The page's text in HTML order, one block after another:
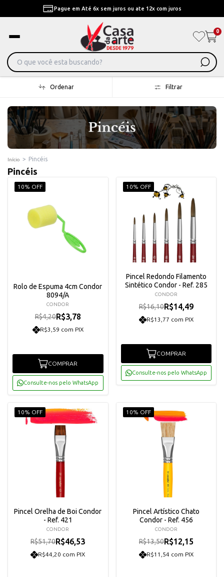
Pague em Até 6x sem juros ou ate 12x com juros
0
Ordenar Filtrar
Início > Pincéis
Pincéis
10% OFF
Rolo de Espuma 4cm Condor
8094/A
CONDOR
R$4,20R$3,78
R$3,59 com PIX
COMPRAR
Consulte-nos pelo WhatsApp
10% OFF
Pincel Redondo Filamento
Sintético Condor - Ref. 285
CONDOR
R$16,10R$14,49
R$13,77 com PIX
COMPRAR
Consulte-nos pelo WhatsApp
10% OFF
Pincel Orelha de Boi Condor
- Ref. 421
CONDOR
R$51,70R$46,53
R$44,20 com PIX
10% OFF
Pincel Artístico Chato
Condor - Ref. 456
CONDOR
R$13,50R$12,15
R$11,54 com PIX